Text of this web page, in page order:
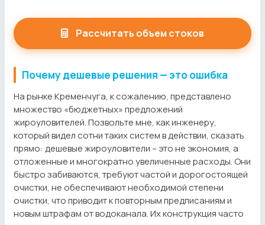
Рассчитать объем стоков
Почему дешевые решения — это ошибка
На рынке Кременчуга, к сожалению, представлено
множество «бюджетных» предложений
жироуловителей. Позвольте мне, как инженеру,
который видел сотни таких систем в действии, сказать
прямо: дешевые жироуловители – это не экономия, а
отложенные и многократно увеличенные расходы. Они
быстро забиваются, требуют частой и дорогостоящей
очистки, не обеспечивают необходимой степени
очистки, что приводит к повторным предписаниям и
новым штрафам от водоканала. Их конструкция часто